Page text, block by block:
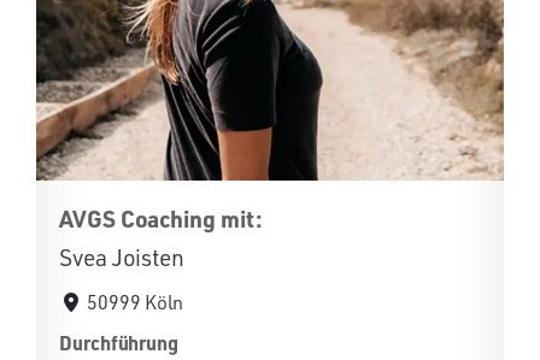
AVGS Coaching mit:
Svea Joisten
50999 Köln
Durchführung